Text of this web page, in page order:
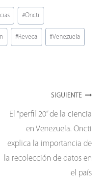
#Oncti
#Reveca #Venezuela
SIGUIENTE
El “perfil 20” de la ciencia
en Venezuela. Oncti
explica la importancia de
la recolección de datos en
el país